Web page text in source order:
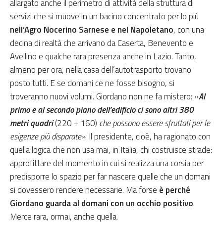
allargato anche il perimetro di attività della struttura di
servizi che si muove in un bacino concentrato per lo più
nell’Agro Nocerino Sarnese e nel Napoletano, con una
decina di realtà che arrivano da Caserta, Benevento e
Avellino e qualche rara presenza anche in Lazio. Tanto,
almeno per ora, nella casa dell’autotrasporto trovano
posto tutti. E se domani ce ne fosse bisogno, si
troveranno nuovi volumi. Giordano non ne fa mistero: «Al
primo e al secondo piano dell’edificio ci sono altri 380
metri quadri(220 + 160) che possono essere sfruttati per le
esigenze più disparate». Il presidente, cioè, ha ragionato con
quella logica che non usa mai, in Italia, chi costruisce strade:
approfittare del momento in cui si realizza una corsia per
predisporre lo spazio per far nascere quelle che un domani
si dovessero rendere necessarie. Ma forse è perché
Giordano guarda al domani con un occhio positivo.
Merce rara, ormai, anche quella.